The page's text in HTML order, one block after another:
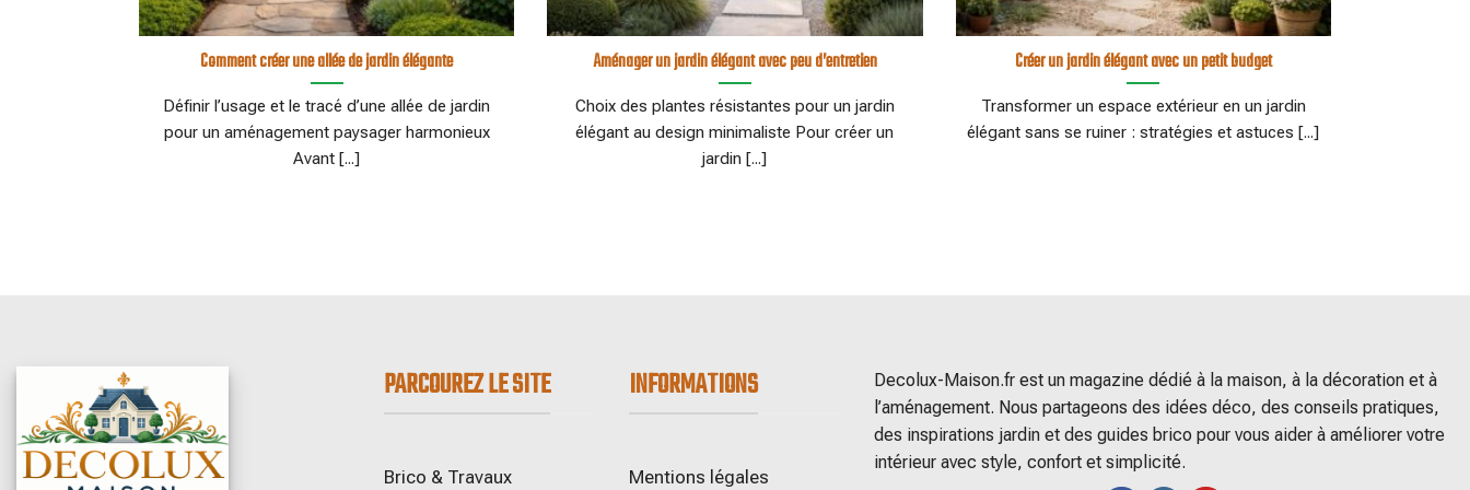
Comment créer une allée de jardin élégante
Définir l’usage et le tracé d’une allée de jardin
pour un aménagement paysager harmonieux
Avant [...]
Aménager un jardin élégant avec peu d’entretien
Choix des plantes résistantes pour un jardin
élégant au design minimaliste Pour créer un
jardin [...]
Créer un jardin élégant avec un petit budget
Transformer un espace extérieur en un jardin
élégant sans se ruiner : stratégies et astuces [...]
PARCOUREZ LE SITE
Brico & Travaux
INFORMATIONS
Mentions légales
Decolux-Maison.fr est un magazine dédié à la maison, à la décoration et à
l’aménagement. Nous partageons des idées déco, des conseils pratiques,
des inspirations jardin et des guides brico pour vous aider à améliorer votre
intérieur avec style, confort et simplicité.